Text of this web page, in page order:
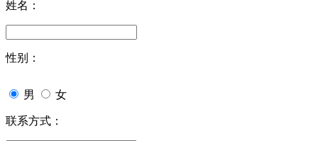
姓名：
性别：
男 女
联系方式：